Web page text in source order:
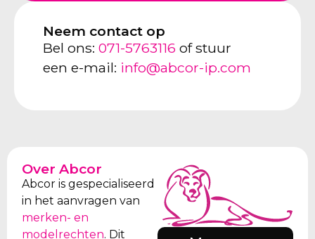
Neem contact op
Bel ons: 071-5763116 of stuur
een e-mail: info@abcor-ip.com
Over Abcor
Abcor is gespecialiseerd
in het aanvragen van
merken- en
modelrechten. Dit